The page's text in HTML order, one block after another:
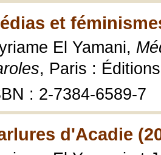
et
El Yamani,
, Paris :
: 2-7384-6589-7
d'Acadie